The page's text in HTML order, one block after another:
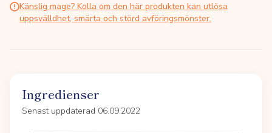
Känslig mage? Kolla om den här produkten kan utlösa
uppsvälldhet, smärta och störd avföringsmönster.
Ingredienser
Senast uppdaterad 06.09.2022